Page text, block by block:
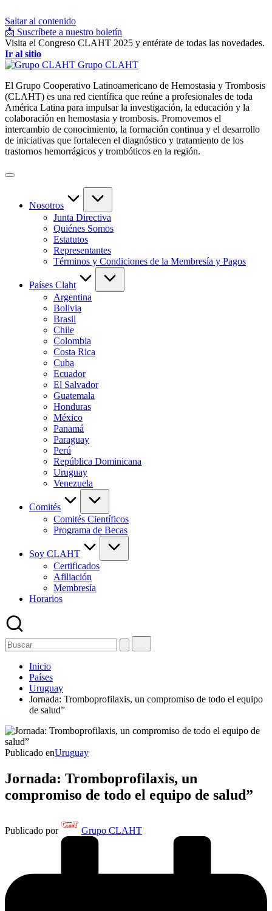
Saltar al contenido
📩 Suscríbete a nuestro boletín
Visita el Congreso CLAHT 2025 y entérate de todas las novedades.
Ir al sitio
Grupo CLAHT
El Grupo Cooperativo Latinoamericano de Hemostasia y Trombosis
(CLAHT) es una red científica que reúne a profesionales de toda
América Latina para impulsar la investigación, la educación y la
colaboración en hemostasia y trombosis. Promovemos el
intercambio de conocimiento, la formación continua y el desarrollo
de iniciativas que fortalecen el diagnóstico y tratamiento de los
trastornos hemorrágicos y trombóticos en la región.
Nosotros
Junta Directiva
Quiénes Somos
Estatutos
Representantes
Términos y Condiciones de la Membresía y Pagos
Países Claht
Argentina
Bolivia
Brasil
Chile
Colombia
Costa Rica
Cuba
Ecuador
El Salvador
Guatemala
Honduras
México
Panamá
Paraguay
Perú
República Dominicana
Uruguay
Venezuela
Comités
Comités Científicos
Programa de Becas
Soy CLAHT
Certificados
Afiliación
Membresía
Horarios
Inicio
Países
Uruguay
Jornada: Tromboprofilaxis, un compromiso de todo el equipo
de salud”
Publicado enUruguay
Jornada: Tromboprofilaxis, un
compromiso de todo el equipo de salud”
Publicado por Grupo CLAHT